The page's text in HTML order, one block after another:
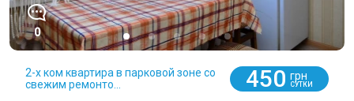
0
2-х ком квартира в парковой зоне со
свежим ремонто...
450 грн
СУТКИ